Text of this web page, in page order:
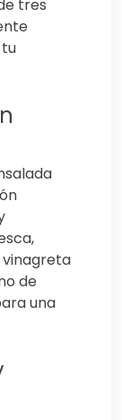
tres
vinagreta
de
una